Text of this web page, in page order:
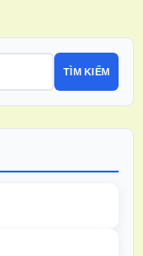
TÌM KIẾM